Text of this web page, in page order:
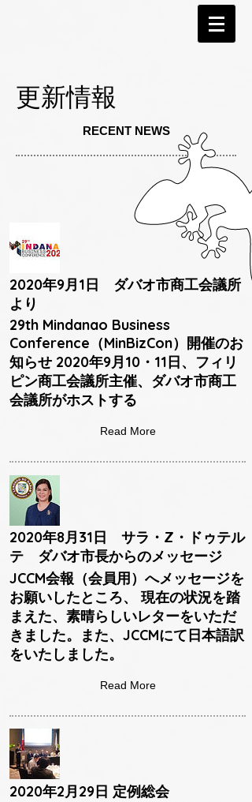
更新情報
RECENT NEWS
2020年9月1日 ダバオ市商工会議所
より
29th Mindanao Business
Conference（MinBizCon）開催のお
知らせ 2020年9月10・11日、フィリ
ピン商工会議所主催、ダバオ市商工
会議所がホストする
Read More
2020年8月31日 サラ・Z・ドゥテル
テ ダバオ市長からのメッセージ
JCCM会報（会員用）へメッセージを
お願いしたところ、 現在の状況を踏
まえた、素晴らしいレターをいただ
きました。また、JCCMにて日本語訳
をいたしました。
Read More
2020年2月29日 定例総会